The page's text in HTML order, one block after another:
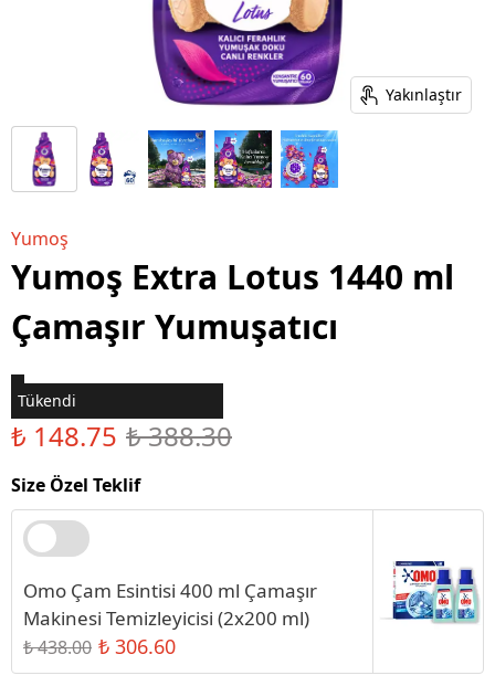
Yakınlaştır
Yumoş
Yumoş Extra Lotus 1440 ml
Çamaşır Yumuşatıcı
Tükendi
₺ 148.75 ₺ 388.30
Size Özel Teklif
Omo Çam Esintisi 400 ml Çamaşır
Makinesi Temizleyicisi (2x200 ml)
₺ 438.00 ₺ 306.60